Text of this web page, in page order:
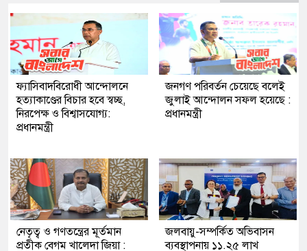
ফ্যাসিবাদবিরোধী আন্দোলনে
হত্যাকাণ্ডের বিচার হবে স্বচ্ছ,
নিরপেক্ষ ও বিশ্বাসযোগ্য:
প্রধানমন্ত্রী
জনগণ পরিবর্তন চেয়েছে বলেই
জুলাই আন্দোলন সফল হয়েছে :
প্রধানমন্ত্রী
নেতৃত্ব ও গণতন্ত্রের মূর্তমান
প্রতীক বেগম খালেদা জিয়া :
জলবায়ু-সম্পর্কিত অভিবাসন
ব্যবস্থাপনায় ১১.২৫ লাখ